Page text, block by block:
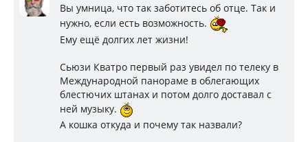
Вы умница, что так заботитесь об отце. Так и
нужно, если есть возможность.
Ему ещё долгих лет жизни!
Сьюзи Кватро первый раз увидел по телеку в
Международной панораме в облегающих
блестючих штанах и потом долго доставал с
ней музыку.
А кошка откуда и почему так назвали?